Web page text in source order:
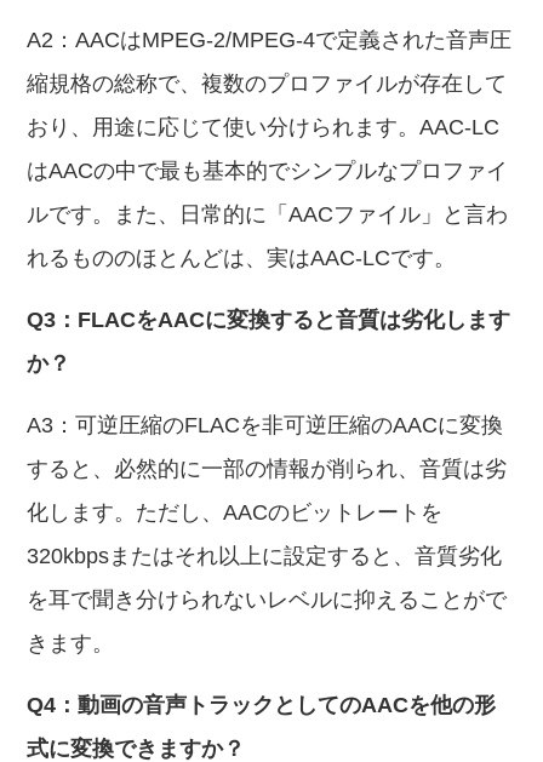
A2：AACはMPEG-2/MPEG-4で定義された音声圧
縮規格の総称で、複数のプロファイルが存在して
おり、用途に応じて使い分けられます。AAC-LC
はAACの中で最も基本的でシンプルなプロファイ
ルです。また、日常的に「AACファイル」と言わ
れるもののほとんどは、実はAAC-LCです。
Q3：FLACをAACに変換すると音質は劣化します
か？
A3：可逆圧縮のFLACを非可逆圧縮のAACに変換
すると、必然的に一部の情報が削られ、音質は劣
化します。ただし、AACのビットレートを
320kbpsまたはそれ以上に設定すると、音質劣化
を耳で聞き分けられないレベルに抑えることがで
きます。
Q4：動画の音声トラックとしてのAACを他の形
式に変換できますか？